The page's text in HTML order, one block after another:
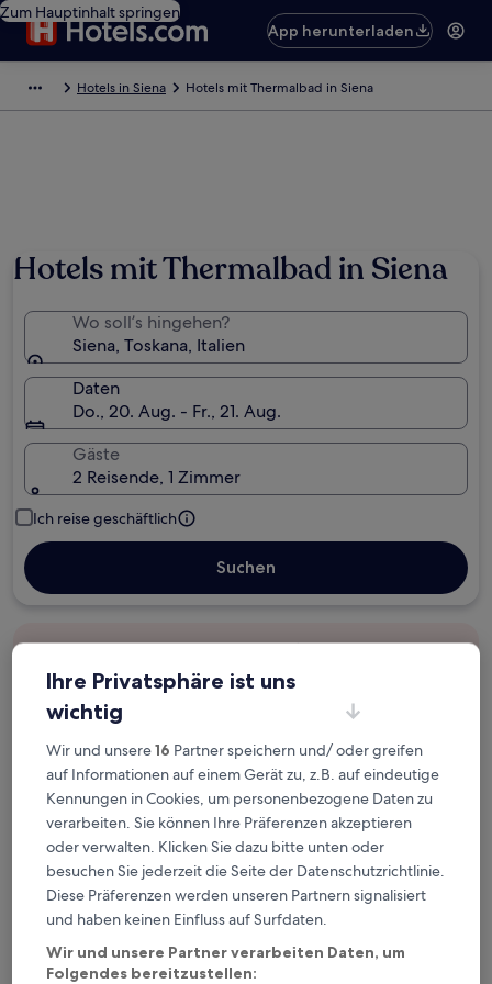
Zum Hauptinhalt springen
App herunterladen
Hotels in Siena Hotels mit Thermalbad in Siena
Hotels mit Thermalbad in Siena
Wo soll’s hingehen?
Siena, Toskana, Italien
Daten
Do., 20. Aug. - Fr., 21. Aug.
Gäste
2 Reisende, 1 Zimmer
Ich reise geschäftlich
Suchen
Kostenlose Stornierung bei
Planänderungen
Verdiene Prämien für jede
wahrgenommene Übernachtung
Mehr sparen mit Preisen für Mitglieder
Überprüfe die Preise für diese Daten
Heute
6. Aug. - 7. Aug.
Morgen
Ihre Privatsphäre ist uns
wichtig
Wir und unsere16 Partner speichern und/ oder greifen
auf Informationen auf einem Gerät zu, z.B. auf eindeutige
Kennungen in Cookies, um personenbezogene Daten zu
verarbeiten. Sie können Ihre Präferenzen akzeptieren
oder verwalten. Klicken Sie dazu bitte unten oder
besuchen Sie jederzeit die Seite der Datenschutzrichtlinie.
Diese Präferenzen werden unseren Partnern signalisiert
und haben keinen Einfluss auf Surfdaten.
Wir und unsere Partner verarbeiten Daten, um
Folgendes bereitzustellen: